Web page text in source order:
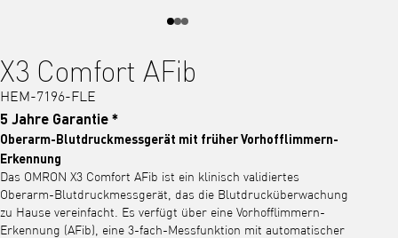
X3 Comfort AFib
HEM-7196-FLE
5 Jahre Garantie *
Oberarm-Blutdruckmessgerät mit früher Vorhofflimmern-
Erkennung
Das OMRON X3 Comfort AFib ist ein klinisch validiertes
Oberarm-Blutdruckmessgerät, das die Blutdrucküberwachung
zu Hause vereinfacht. Es verfügt über eine Vorhofflimmern-
Erkennung (AFib), eine 3-fach-Messfunktion mit automatischer